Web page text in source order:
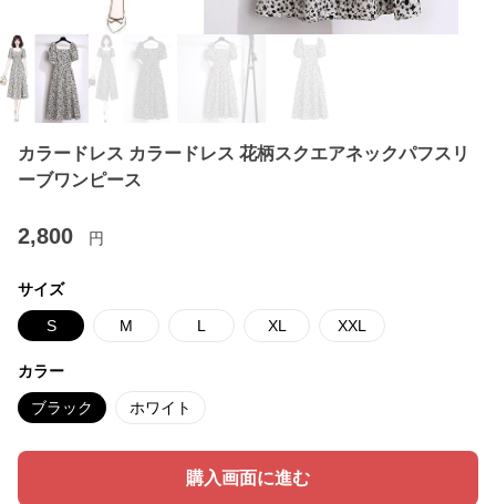
カラードレス カラードレス 花柄スクエアネックパフスリ
ーブワンピース
2,800 円
サイズ
S M L XL XXL
カラー
ブラック ホワイト
購入画面に進む